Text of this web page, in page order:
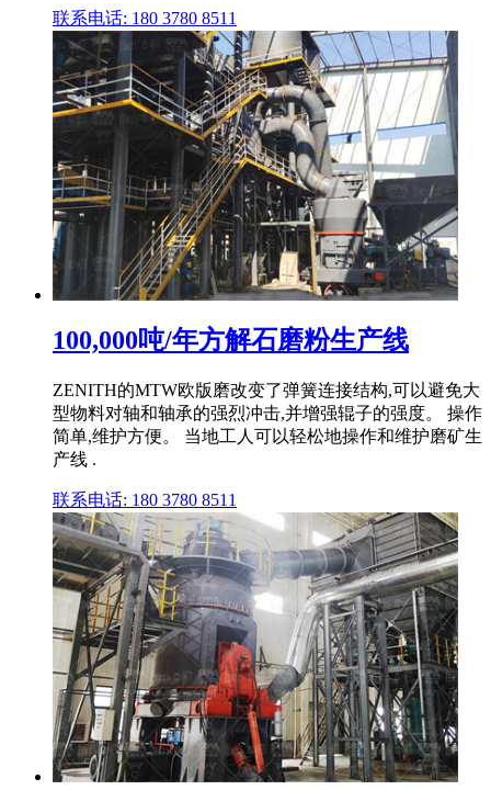
联系电话: 180 3780 8511
100,000吨/年方解石磨粉生产线
ZENITH的MTW欧版磨改变了弹簧连接结构,可以避免大
型物料对轴和轴承的强烈冲击,并增强辊子的强度。 操作
简单,维护方便。 当地工人可以轻松地操作和维护磨矿生
产线 .
联系电话: 180 3780 8511